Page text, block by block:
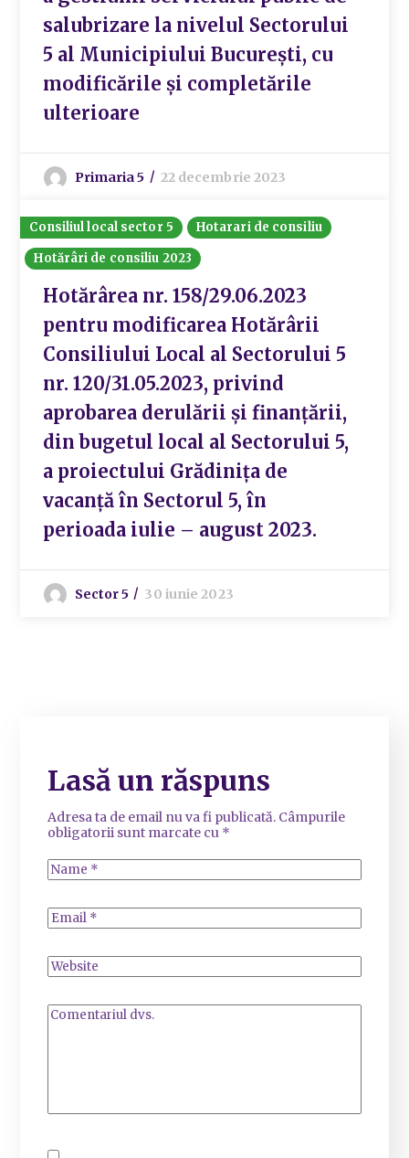
salubrizare la nivelul Sectorului
5 al Municipiului București, cu
modificările și completările
ulterioare
Primaria 5 22 decembrie 2023
Consiliul local sector 5
Hotarari de consiliu
Hotărâri de consiliu 2023
Hotărârea nr. 158/29.06.2023
pentru modificarea Hotărârii
Consiliului Local al Sectorului 5
nr. 120/31.05.2023, privind
aprobarea derulării și finanțării,
din bugetul local al Sectorului 5,
a proiectului Grădinița de
vacanță în Sectorul 5, în
perioada iulie – august 2023.
Sector 5 30 iunie 2023
Lasă un răspuns
Adresa ta de email nu va fi publicată. Câmpurile
obligatorii sunt marcate cu *